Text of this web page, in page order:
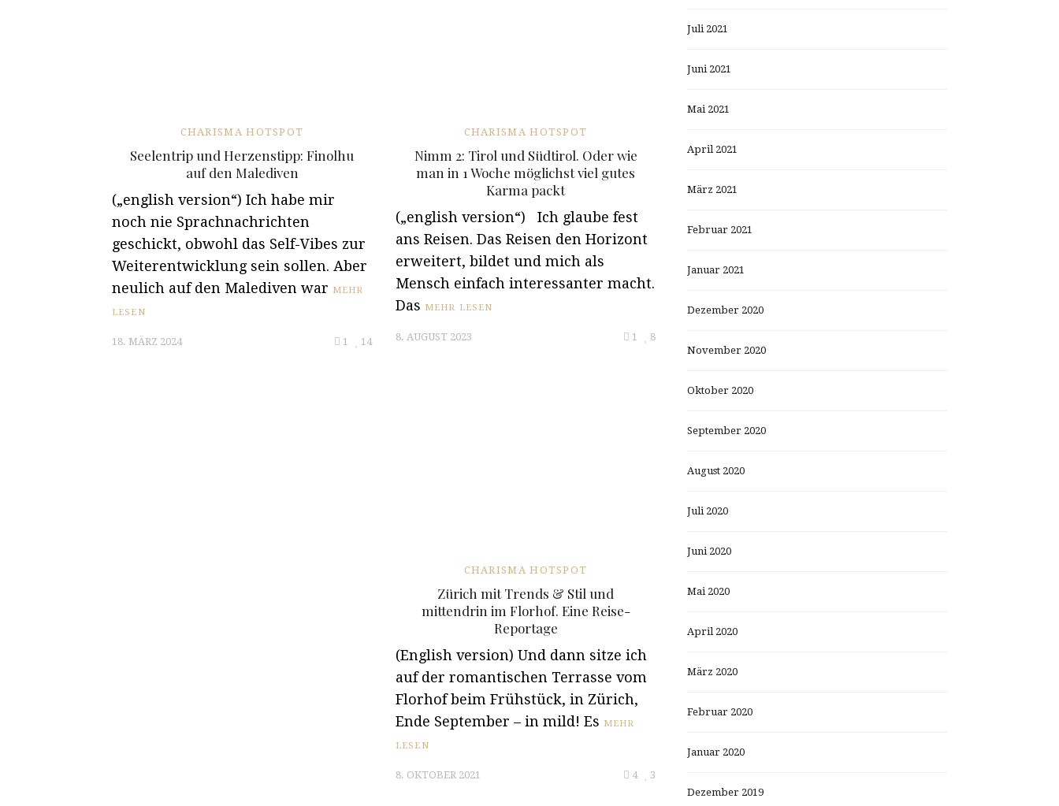
CHARISMA HOTSPOT
Seelentrip und Herzenstipp: Finolhu
auf den Malediven
(„english version“) Ich habe mir
noch nie Sprachnachrichten
geschickt, obwohl das Self-Vibes zur
Weiterentwicklung sein sollen. Aber
neulich auf den Malediven war MEHR
LESEN
18. MÄRZ 2024 1 14
CHARISMA HOTSPOT
Nimm 2: Tirol und Südtirol. Oder wie
man in 1 Woche möglichst viel gutes
Karma packt
(„english version“) Ich glaube fest
ans Reisen. Das Reisen den Horizont
erweitert, bildet und mich als
Mensch einfach interessanter macht.
Das MEHR LESEN
8. AUGUST 2023 1 8
CHARISMA HOTSPOT
Zürich mit Trends & Stil und
mittendrin im Florhof. Eine Reise-
Reportage
(English version) Und dann sitze ich
auf der romantischen Terrasse vom
Florhof beim Frühstück, in Zürich,
Ende September – in mild! Es MEHR
LESEN
8. OKTOBER 2021 4 3
Juli 2021
Juni 2021
Mai 2021
April 2021
März 2021
Februar 2021
Januar 2021
Dezember 2020
November 2020
Oktober 2020
September 2020
August 2020
Juli 2020
Juni 2020
Mai 2020
April 2020
März 2020
Februar 2020
Januar 2020
Dezember 2019